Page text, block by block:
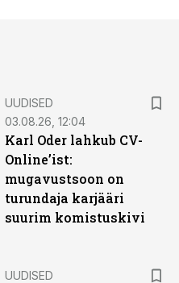
UUDISED
03.08.26, 12:04
Karl Oder lahkub CV-
Online’ist:
mugavustsoon on
turundaja karjääri
suurim komistuskivi
UUDISED